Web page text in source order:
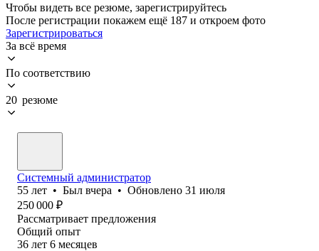
Чтобы видеть все резюме, зарегистрируйтесь
После регистрации покажем ещё 187 и откроем фото
Зарегистрироваться
За всё время
По соответствию
20 резюме
Системный администратор
55 лет • Был вчера • Обновлено 31 июля
250 000 ₽
Рассматривает предложения
Общий опыт
36 лет 6 месяцев